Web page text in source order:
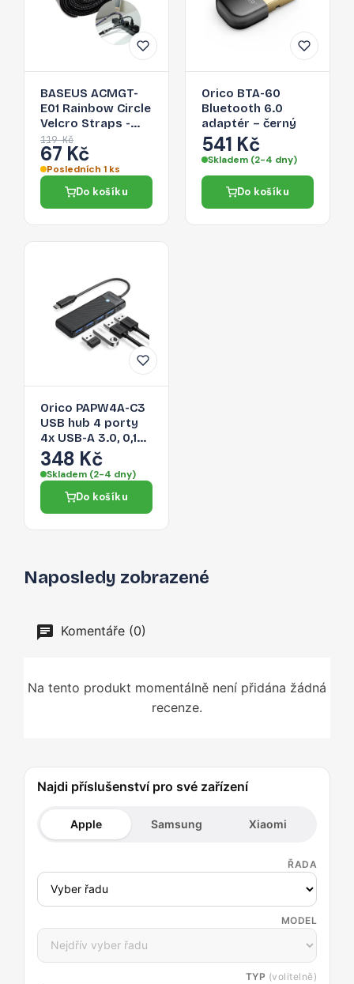
BASEUS ACMGT-
E01 Rainbow Circle
Velcro Straps -
páska na suchý zip
pro organizaci
kabelů, 1m, černá
119 Kč
67 Kč
Posledních 1 ks
Do košíku
Orico BTA-60
Bluetooth 6.0
adaptér – černý
541 Kč
Skladem (2-4 dny)
Do košíku
Orico PAPW4A-C3
USB hub 4 porty
4x USB-A 3.0, 0,15
m – černý
348 Kč
Skladem (2-4 dny)
Do košíku
Naposledy zobrazené
Komentáře (0)
Na tento produkt momentálně není přidána žádná
recenze.
Najdi příslušenství pro své zařízení
Apple Samsung Xiaomi
ŘADA
MODEL
TYP (volitelně)